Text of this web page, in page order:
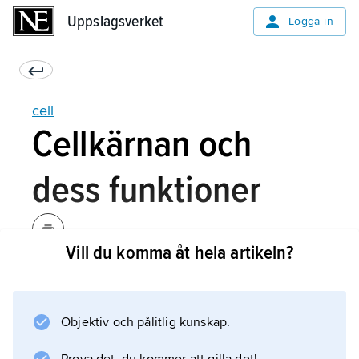
Uppslagsverket Logga in
cell
Cellkärnan och
dess funktioner
(förkortat
DNA
). DNA-molekylen består av två långa kedjor
Vill du komma åt hela artikeln?
Objektiv och pålitlig kunskap.